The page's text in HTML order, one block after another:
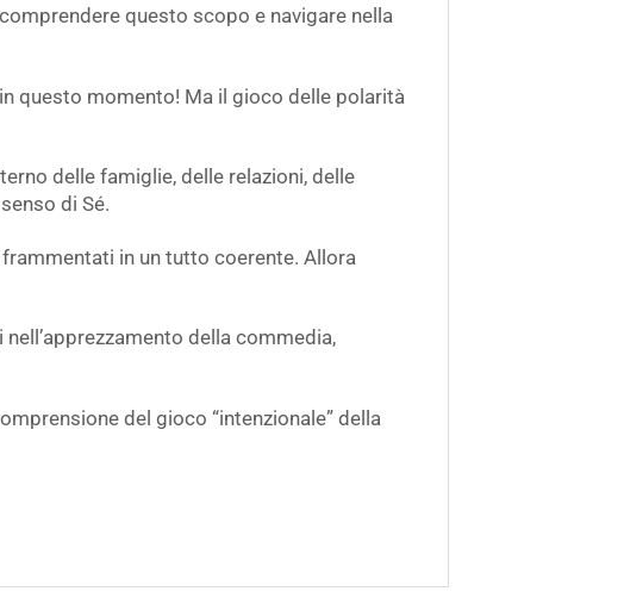
questo scopo e navigare nella
questo momento! Ma il gioco delle polarità
delle famiglie, delle relazioni, delle
di Sé.
in un tutto coerente. Allora
della commedia,
del gioco “intenzionale” della